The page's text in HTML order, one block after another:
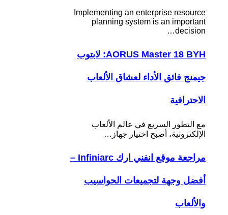
Implementing an enterprise resource
planning system is an important
decision…
AORUS Master 18 BYH: لابتوب
جيمنج فائق الأداء لعشاق الألعاب
الاحترافية
مع التطور السريع في عالم الألعاب
الإلكترونية، أصبح اختيار جهاز…
مراجعة موقع انفني ارك Infiniarc –
أفضل وجهة لتجميعات الحواسيب
والألعاب